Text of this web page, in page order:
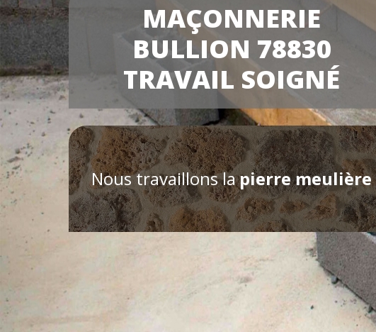
MAÇONNERIE
BULLION 78830
TRAVAIL SOIGNÉ
Nous travaillons lapierre meulière